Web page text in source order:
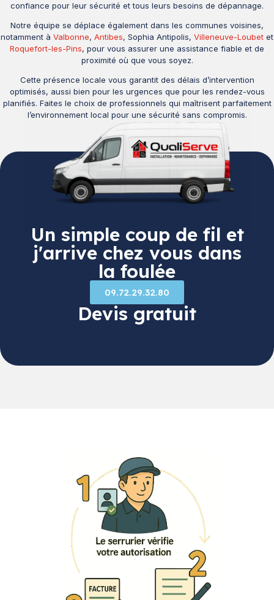
confiance pour leur sécurité et tous leurs besoins de dépannage.
Notre équipe se déplace également dans les communes voisines,
notamment à Valbonne, Antibes, Sophia Antipolis, Villeneuve-Loubet et
Roquefort-les-Pins, pour vous assurer une assistance fiable et de
proximité où que vous soyez.
Cette présence locale vous garantit des délais d’intervention
optimisés, aussi bien pour les urgences que pour les rendez-vous
planifiés. Faites le choix de professionnels qui maîtrisent parfaitement
l’environnement local pour une sécurité sans compromis.
Un simple coup de fil et
j'arrive chez vous dans
la foulée
09.72.29.32.80
Devis gratuit